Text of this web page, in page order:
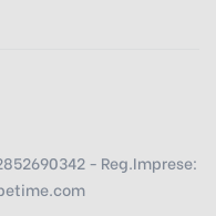
- Reg.Imprese: